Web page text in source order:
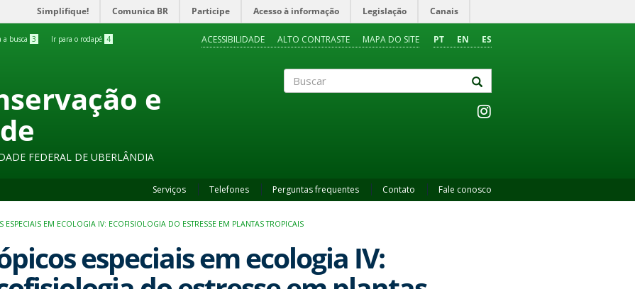
Simplifique! Comunica BR Participe Acesso à informação Legislação Canais
a busca 3 Ir para o rodapé 4 PT EN ES
ACESSIBILIDADE ALTO CONTRASTE MAPA DO SITE
e
FEDERAL DE UBERLÂNDIA
Serviços Telefones Perguntas frequentes Contato Fale conosco
ESPECIAIS EM ECOLOGIA IV: ECOFISIOLOGIA DO ESTRESSE EM PLANTAS TROPICAIS
especiais em ecologia IV: